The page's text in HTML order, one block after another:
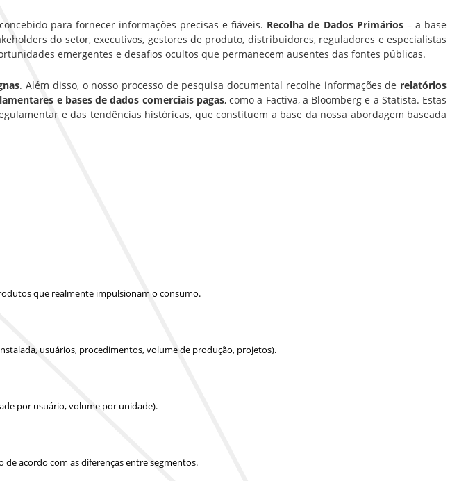
para fornecer informações precisas e fiáveis. Recolha de Dados Primários– a base
do setor, executivos, gestores de produto, distribuidores, reguladores e especialistas
emergentes e desafios ocultos que permanecem ausentes das fontes públicas.
. Além disso, o nosso processo de pesquisa documental recolhe informações de relatórios
e bases de dados comerciais pagas, como a Factiva, a Bloomberg e a Statista. Estas
e das tendências históricas, que constituem a base da nossa abordagem baseada
que realmente impulsionam o consumo.
usuários, procedimentos, volume de produção, projetos).
por usuário, volume por unidade).
acordo com as diferenças entre segmentos.